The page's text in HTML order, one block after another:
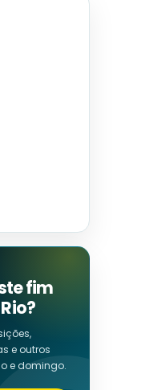
fim
e outros
e domingo.